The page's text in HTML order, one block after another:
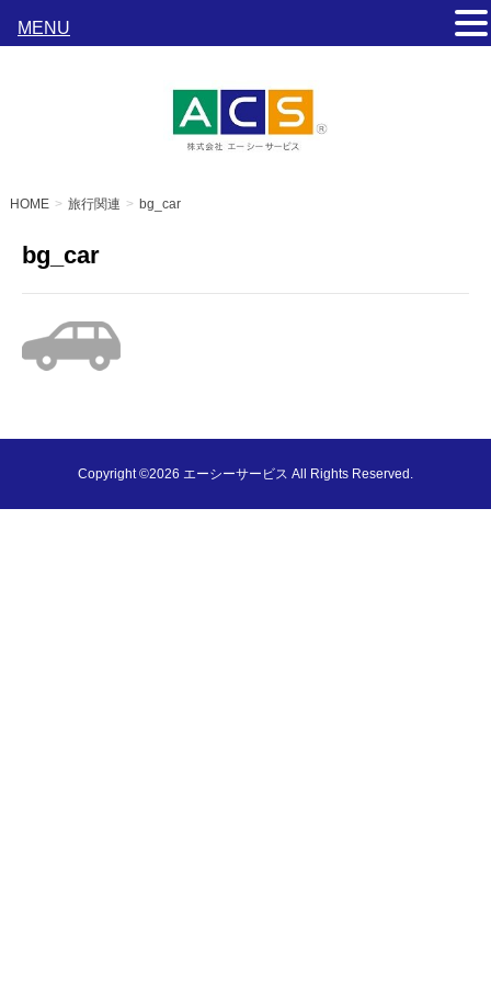
HOME 旅行関連 bg_car
bg_car
Copyright ©2026 エーシーサービス All Rights Reserved.
MENU